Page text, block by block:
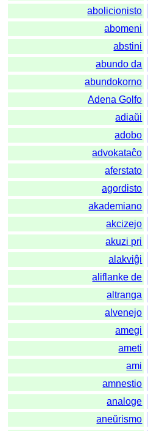
abolicionisto
abomeni
abstini
abundo da
abundokorno
Adena Golfo
adiaŭi
adobo
advokataĉo
aferstato
agordisto
akademiano
akcizejo
akuzi pri
alakviĝi
aliflanke de
altranga
alvenejo
amegi
ameti
ami
amnestio
analoge
aneŭrismo